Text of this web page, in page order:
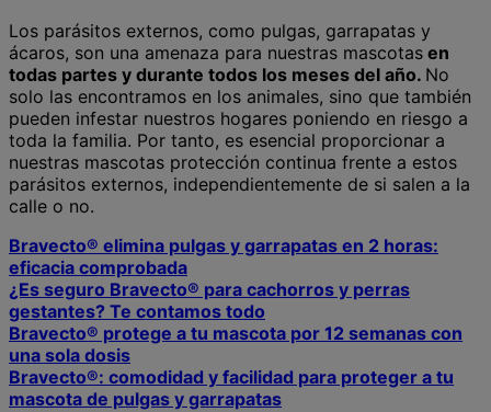
Los parásitos externos, como pulgas, garrapatas y
ácaros, son una amenaza para nuestras mascotas en
todas partes y durante todos los meses del año. No
solo las encontramos en los animales, sino que también
pueden infestar nuestros hogares poniendo en riesgo a
toda la familia. Por tanto, es esencial proporcionar a
nuestras mascotas protección continua frente a estos
parásitos externos, independientemente de si salen a la
calle o no.
Bravecto® elimina pulgas y garrapatas en 2 horas:
eficacia comprobada
¿Es seguro Bravecto® para cachorros y perras
gestantes? Te contamos todo
Bravecto® protege a tu mascota por 12 semanas con
una sola dosis
Bravecto®: comodidad y facilidad para proteger a tu
mascota de pulgas y garrapatas